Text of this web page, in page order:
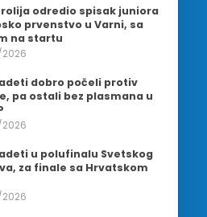
odredio spisak juniora
prvenstvo u Varni, sa
na startu
dobro počeli protiv
pa ostali bez plasmana u
u polufinalu Svetskog
za finale sa Hrvatskom